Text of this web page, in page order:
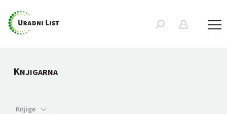
KNJIGARNA
Knjige